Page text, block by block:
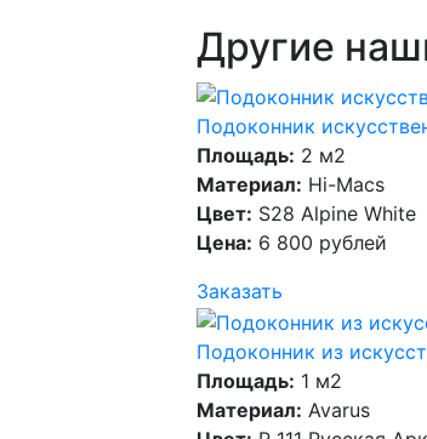
Другие
Подоконник
Площадь: 2 м2
Материал: Hi-Macs
Цвет: S28 Alpine White
Цена: 6 800 рублей
Заказать
Подоконник из
Площадь: 1 м2
Материал: Avarus